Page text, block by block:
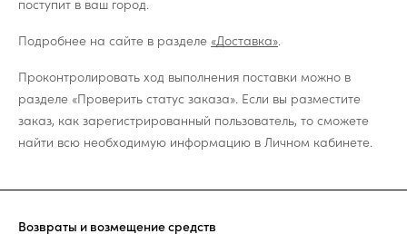
поступит в ваш город.
Подробнее на сайте в разделе «Доставка».
Проконтролировать ход выполнения поставки можно в
разделе «Проверить статус заказа». Если вы разместите
заказ, как зарегистрированный пользователь, то сможете
найти всю необходимую информацию в Личном кабинете.
Возвраты и возмещение средств